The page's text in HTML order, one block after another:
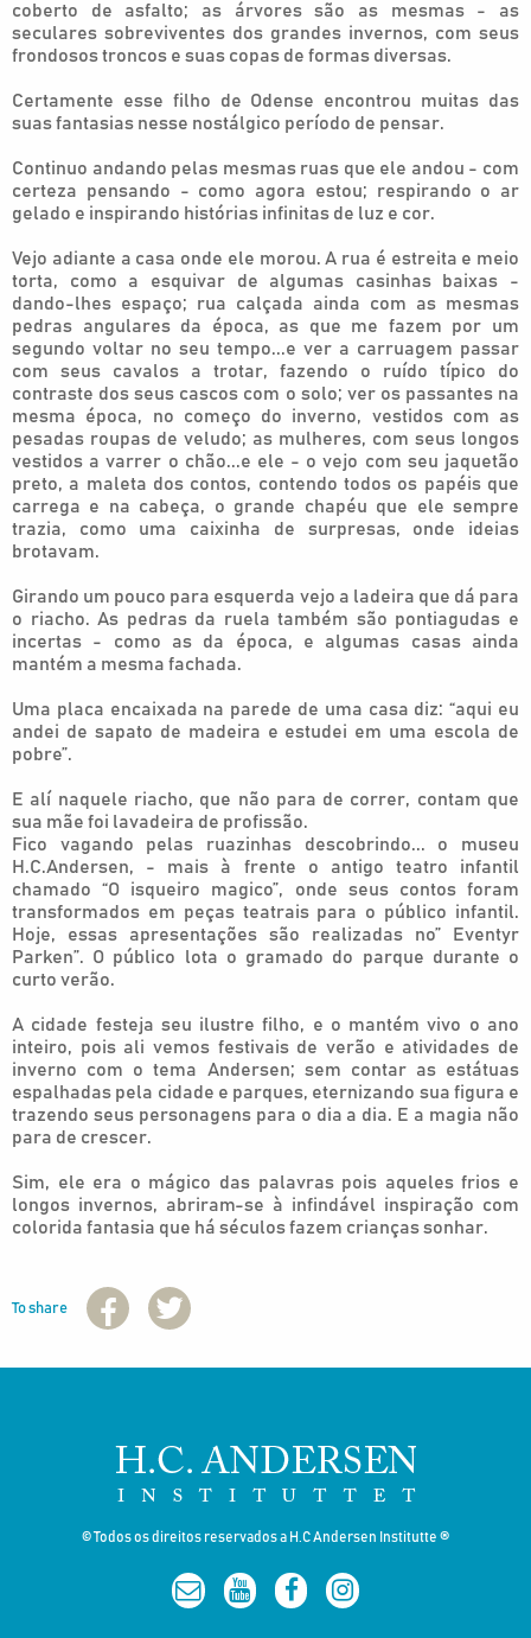
coberto de asfalto; as árvores são as mesmas - as
seculares sobreviventes dos grandes invernos, com seus
frondosos troncos e suas copas de formas diversas.
Certamente esse filho de Odense encontrou muitas das
suas fantasias nesse nostálgico período de pensar.
Continuo andando pelas mesmas ruas que ele andou - com
certeza pensando - como agora estou; respirando o ar
gelado e inspirando histórias infinitas de luz e cor.
Vejo adiante a casa onde ele morou. A rua é estreita e meio
torta, como a esquivar de algumas casinhas baixas -
dando-lhes espaço; rua calçada ainda com as mesmas
pedras angulares da época, as que me fazem por um
segundo voltar no seu tempo...e ver a carruagem passar
com seus cavalos a trotar, fazendo o ruído típico do
contraste dos seus cascos com o solo; ver os passantes na
mesma época, no começo do inverno, vestidos com as
pesadas roupas de veludo; as mulheres, com seus longos
vestidos a varrer o chão...e ele - o vejo com seu jaquetão
preto, a maleta dos contos, contendo todos os papéis que
carrega e na cabeça, o grande chapéu que ele sempre
trazia, como uma caixinha de surpresas, onde ideias
brotavam.
Girando um pouco para esquerda vejo a ladeira que dá para
o riacho. As pedras da ruela também são pontiagudas e
incertas - como as da época, e algumas casas ainda
mantém a mesma fachada.
Uma placa encaixada na parede de uma casa diz: “aqui eu
andei de sapato de madeira e estudei em uma escola de
pobre”.
E alí naquele riacho, que não para de correr, contam que
sua mãe foi lavadeira de profissão.
Fico vagando pelas ruazinhas descobrindo... o museu
H.C.Andersen, - mais à frente o antigo teatro infantil
chamado “O isqueiro magico”, onde seus contos foram
transformados em peças teatrais para o público infantil.
Hoje, essas apresentações são realizadas no” Eventyr
Parken”. O público lota o gramado do parque durante o
curto verão.
A cidade festeja seu ilustre filho, e o mantém vivo o ano
inteiro, pois ali vemos festivais de verão e atividades de
inverno com o tema Andersen; sem contar as estátuas
espalhadas pela cidade e parques, eternizando sua figura e
trazendo seus personagens para o dia a dia. E a magia não
para de crescer.
Sim, ele era o mágico das palavras pois aqueles frios e
longos invernos, abriram-se à infindável inspiração com
colorida fantasia que há séculos fazem crianças sonhar.
To share
© Todos os direitos reservados a H.C Andersen Institutte ®